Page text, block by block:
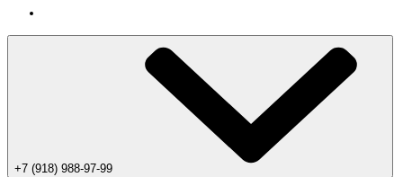
+7 (918) 988-97-99